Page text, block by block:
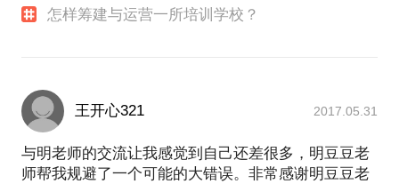
怎样筹建与运营一所培训学校？
王开心321 2017.05.31
与明老师的交流让我感觉到自己还差很多，明豆豆老
师帮我规避了一个可能的大错误。非常感谢明豆豆老